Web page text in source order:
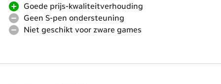
Heropen
de
headings
content
Goede prijs-kwaliteitverhouding
Geen S-pen ondersteuning
Niet geschikt voor zware games